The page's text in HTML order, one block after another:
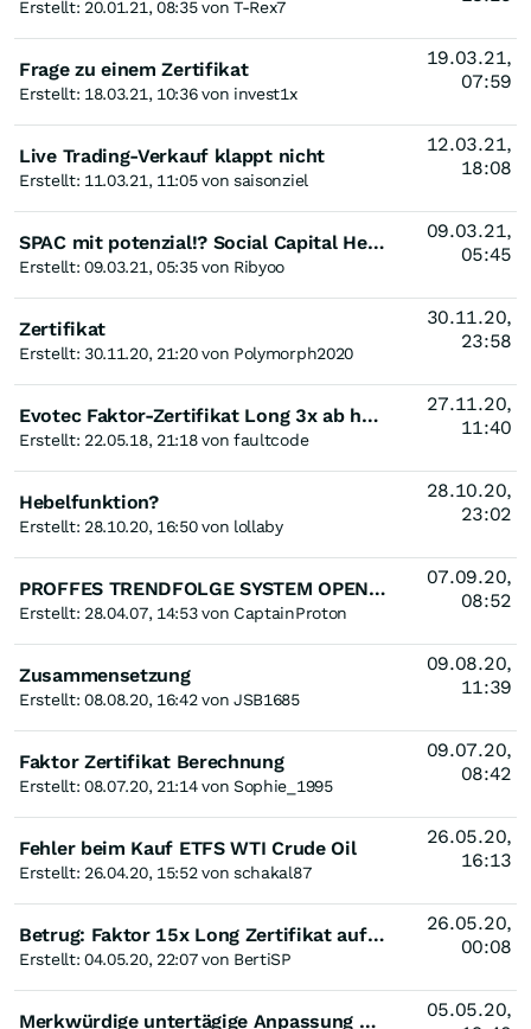
Erstellt: 20.01.21, 08:35 von T-Rex7
Frage zu einem Zertifikat
Erstellt: 18.03.21, 10:36 von invest1x
19.03.21,
07:59
Live Trading-Verkauf klappt nicht
Erstellt: 11.03.21, 11:05 von saisonziel
12.03.21,
18:08
SPAC mit potenzial!? Social Capital Hedosophia Holdings Corp VI
Erstellt: 09.03.21, 05:35 von Ribyoo
09.03.21,
05:45
Zertifikat
Erstellt: 30.11.20, 21:20 von Polymorph2020
30.11.20,
23:58
Evotec Faktor-Zertifikat Long 3x ab heute: ob das gut geht?
Erstellt: 22.05.18, 21:18 von faultcode
27.11.20,
11:40
Hebelfunktion?
Erstellt: 28.10.20, 16:50 von lollaby
28.10.20,
23:02
PROFFES TRENDFOLGE SYSTEM OPEN END INDEX-ZERTIFIKAT AUF PROFFES TRENDFOLGE SYSTEM INDEX)
Erstellt: 28.04.07, 14:53 von CaptainProton
07.09.20,
08:52
Zusammensetzung
Erstellt: 08.08.20, 16:42 von JSB1685
09.08.20,
11:39
Faktor Zertifikat Berechnung
Erstellt: 08.07.20, 21:14 von Sophie_1995
09.07.20,
08:42
Fehler beim Kauf ETFS WTI Crude Oil
Erstellt: 26.04.20, 15:52 von schakal87
26.05.20,
16:13
Betrug: Faktor 15x Long Zertifikat auf WTI Rohöl NYMEX Rolling?
Erstellt: 04.05.20, 22:07 von BertiSP
26.05.20,
00:08
Merkwürdige untertägige Anpassung des Zertifikatspreises (Goldman Sachs)
05.05.20,